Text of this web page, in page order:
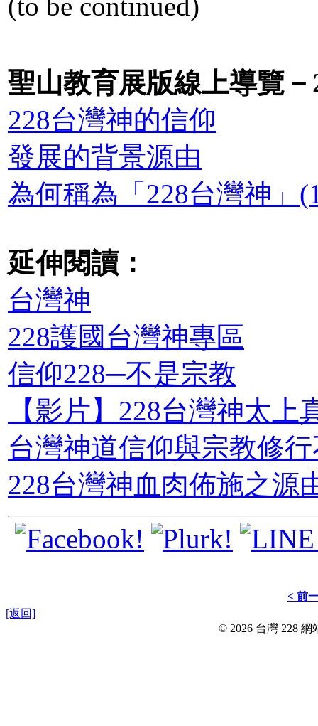
聖山教育展版線上導覽
228台灣神的信仰
發展的背景源由
為何稱為「228台灣神」
延伸閱讀：
台灣神
228護國台灣神專區
信仰228─不是宗教
【影片】228台灣神太上
台灣神道信仰與宗教修
228台灣神血肉佈施之源
< 前
[返回]
© 2026 台灣 228 網